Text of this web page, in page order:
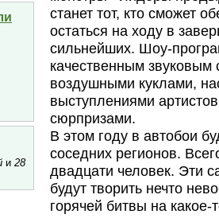
и 28
станет тот, кто сможет
остаться на ходу в
сильнейших. Шоу-
качественным звуковым
воздушными куклами,
выступлениями
сюрпризами.
В этом году в автобои
соседних регионов.
двадцати человек. Эти
будут творить нечто
горячей битвы на